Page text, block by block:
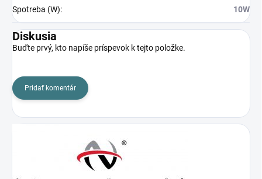
Spotreba (W): 10W
Diskusia
Buďte prvý, kto napíše príspevok k tejto položke.
Pridať komentár